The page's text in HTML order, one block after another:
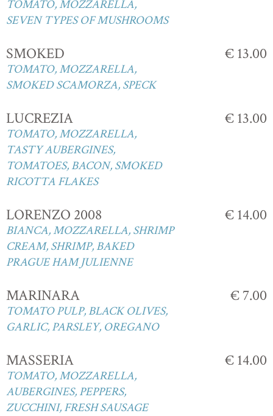
TOMATO, MOZZARELLA,
SEVEN TYPES OF MUSHROOMS
SMOKED
TOMATO, MOZZARELLA,
SMOKED SCAMORZA, SPECK
€ 13.00
LUCREZIA
TOMATO, MOZZARELLA,
TASTY AUBERGINES,
TOMATOES, BACON, SMOKED
RICOTTA FLAKES
€ 13.00
LORENZO 2008
BIANCA, MOZZARELLA, SHRIMP
CREAM, SHRIMP, BAKED
PRAGUE HAM JULIENNE
€ 14.00
MARINARA
TOMATO PULP, BLACK OLIVES,
GARLIC, PARSLEY, OREGANO
€ 7.00
MASSERIA
TOMATO, MOZZARELLA,
AUBERGINES, PEPPERS,
ZUCCHINI, FRESH SAUSAGE
€ 14.00